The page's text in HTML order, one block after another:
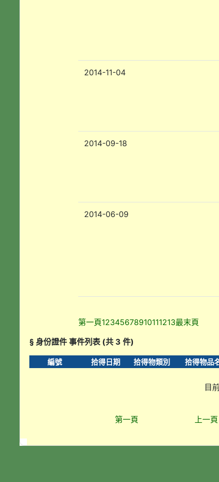
2014-11-04
2014-09-18
2014-06-09
第一頁12345678910111213最末頁
§ 身份證件 事件列表 (共 3 件)
編號 拾得日期 拾得物類別 拾得物品
目
第一頁 上一頁